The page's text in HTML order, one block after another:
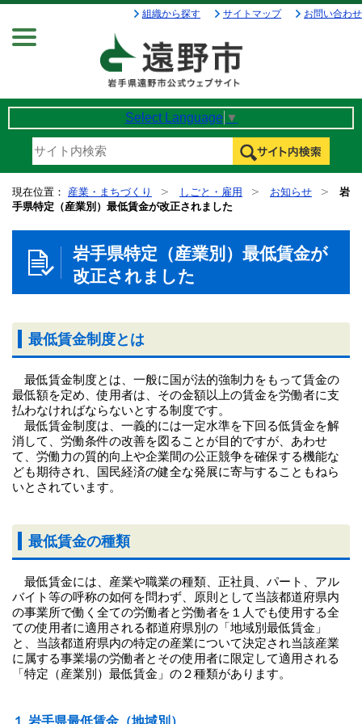
組織から探す サイトマップ お問い合わせ
Select Language ▼
現在位置： 産業・まちづくり しごと・雇用 お知らせ
岩
手県特定（産業別）最低賃金が改正されました
岩手県特定（産業別）最低賃金が
改正されました
最低賃金制度とは
最低賃金制度とは、一般に国が法的強制力をもって賃金の
最低額を定め、使用者は、その金額以上の賃金を労働者に支
払わなければならないとする制度です。
最低賃金制度は、一義的には一定水準を下回る低賃金を解
消して、労働条件の改善を図ることが目的ですが、あわせ
て、労働力の質的向上や企業間の公正競争を確保する機能な
ども期待され、国民経済の健全な発展に寄与することもねら
いとされています。
最低賃金の種類
最低賃金には、産業や職業の種類、正社員、パート、アル
バイト等の呼称の如何を問わず、原則として当該都道府県内
の事業所で働く全ての労働者と労働者を１人でも使用する全
ての使用者に適用される都道府県別の「地域別最低賃金」
と、当該都道府県内の特定の産業について決定され当該産業
に属する事業場の労働者とその使用者に限定して適用される
「特定（産業別）最低賃金」の２種類があります。
１.岩手県最低賃金（地域別）